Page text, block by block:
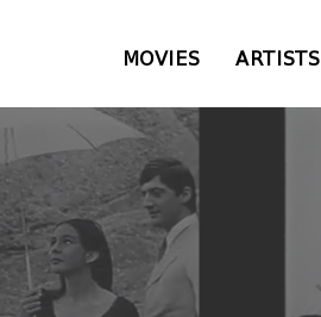
MOVIES ARTISTS